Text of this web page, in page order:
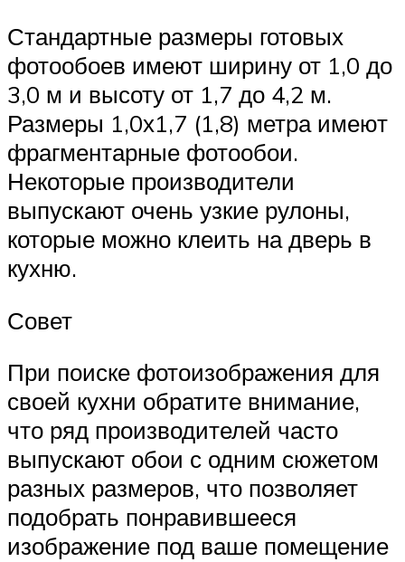
Стандартные размеры готовых
фотообоев имеют ширину от 1,0 до
3,0 м и высоту от 1,7 до 4,2 м.
Размеры 1,0х1,7 (1,8) метра имеют
фрагментарные фотообои.
Некоторые производители
выпускают очень узкие рулоны,
которые можно клеить на дверь в
кухню.
Совет
При поиске фотоизображения для
своей кухни обратите внимание,
что ряд производителей часто
выпускают обои с одним сюжетом
разных размеров, что позволяет
подобрать понравившееся
изображение под ваше помещение